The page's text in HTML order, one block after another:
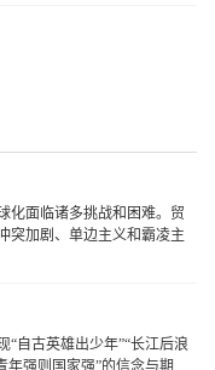
化面临诸多挑战和困难。贸
突加剧、单边主义和霸凌主
接或间接抑制了经济全球
“自古英雄出少年”“长江后浪
年强则国家强”的信念与期